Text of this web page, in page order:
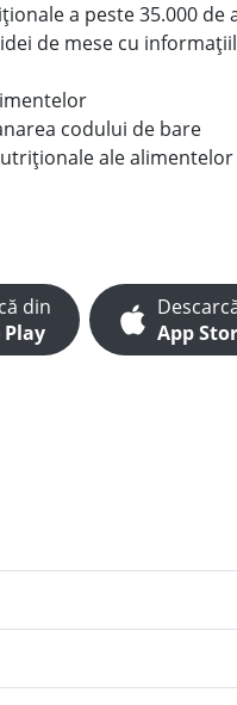
a peste 35.000 de
de mese cu
codului de bare
ale alimentelor
din
Play
App